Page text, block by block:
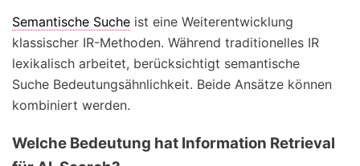
Semantische Suche ist eine Weiterentwicklung
klassischer IR-Methoden. Während traditionelles IR
lexikalisch arbeitet, berücksichtigt semantische
Suche Bedeutungsähnlichkeit. Beide Ansätze können
kombiniert werden.
Welche Bedeutung hat Information Retrieval